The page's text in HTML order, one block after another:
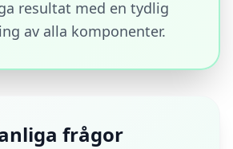
resultat med en tydlig
av alla komponenter.
frågor